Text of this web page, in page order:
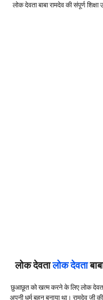
लोक देवता बाबा रामदेव की संपूर्ण
लोक देवतालोक देवता
छुआछूत को खत्म करने के लिए लोक देवता
अपनी धर्म बहन बनाया था। रामदेव